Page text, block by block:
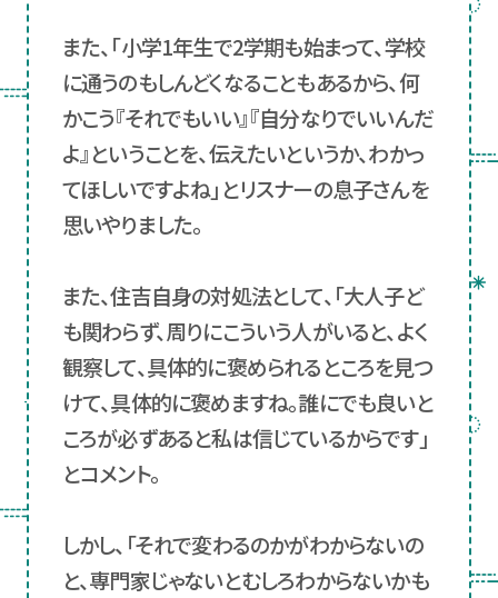
また、「小学1年生で2学期も始まって、学校
に通うのもしんどくなることもあるから、何
かこう『それでもいい』『自分なりでいいんだ
よ』ということを、伝えたいというか、わかっ
てほしいですよね」とリスナーの息子さんを
思いやりました。
また、住吉自身の対処法として、「大人子ど
も関わらず、周りにこういう人がいると、よく
観察して、具体的に褒められるところを見つ
けて、具体的に褒めますね。誰にでも良いと
ころが必ずあると私は信じているからです」
とコメント。
しかし、「それで変わるのかがわからないの
と、専門家じゃないとむしろわからないかも